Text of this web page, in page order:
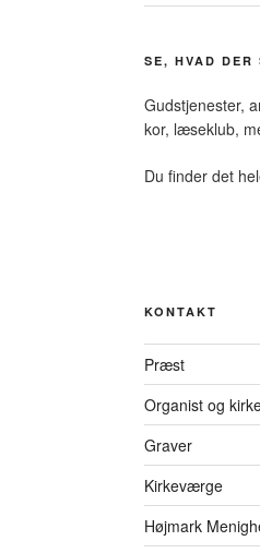
SE, HVAD DER
Gudstjenester,
kor, læseklub,
Du finder det
KONTAKT
Præst
Organist og
Graver
Kirkeværge
Højmark